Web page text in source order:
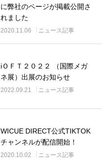
に弊社のページが掲載公開さ
れました
2020.11.06 ニュース記事
iＯＦＴ２０２２ （国際メガ
ネ展）出展のお知らせ
2022.09.21 ニュース記事
WICUE DIRECT公式TIKTOK
チャンネルが配信開始！
2020.10.02 ニュース記事